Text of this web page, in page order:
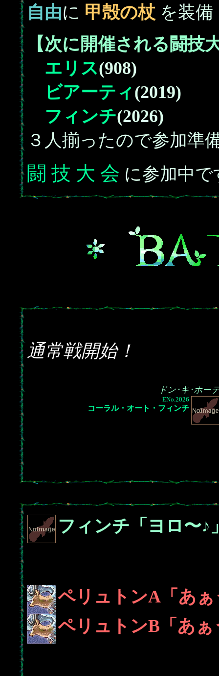
自由に 甲殻の杖 を装備
【次に開催される闘技
エリス(908)
ビアーティ(2019)
フィンチ(2026)
３人揃ったので参加準
闘 技 大 会 に参加中で
通常戦開始！
ドン･キ･ホー
ENo.2026
コーラル・オート・フィンチ
フィンチ「ヨロ〜♪
ペリュトンA「あ
ペリュトンB「あ